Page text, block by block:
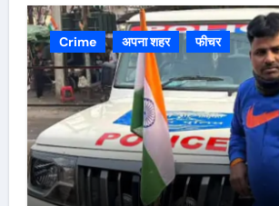
Crime अपना शहर फीचर